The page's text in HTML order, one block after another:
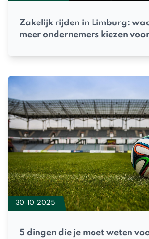
Zakelijk rijden in Limburg:
meer ondernemers kiezen
30-10-2025
5 dingen die je moet weten